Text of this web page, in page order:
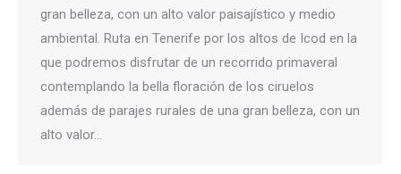
gran belleza, con un alto valor paisajístico y medio
ambiental. Ruta en Tenerife por los altos de Icod en la
que podremos disfrutar de un recorrido primaveral
contemplando la bella floración de los ciruelos
además de parajes rurales de una gran belleza, con un
alto valor…